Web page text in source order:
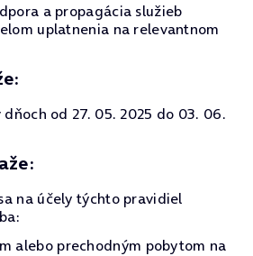
a propagácia služieb
uplatnenia na relevantnom
od 27. 05. 2025 do 03. 06.
na účely týchto pravidiel
alebo prechodným pobytom na